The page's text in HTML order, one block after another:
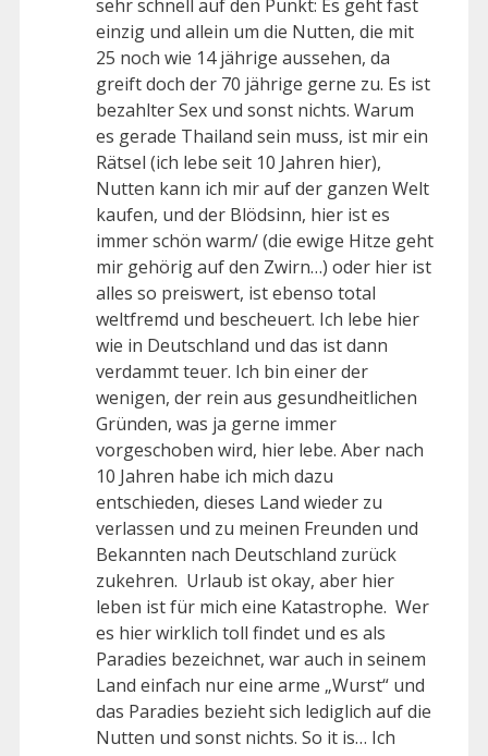
sehr schnell auf den Punkt: Es geht fast
einzig und allein um die Nutten, die mit
25 noch wie 14 jährige aussehen, da
greift doch der 70 jährige gerne zu. Es ist
bezahlter Sex und sonst nichts. Warum
es gerade Thailand sein muss, ist mir ein
Rätsel (ich lebe seit 10 Jahren hier),
Nutten kann ich mir auf der ganzen Welt
kaufen, und der Blödsinn, hier ist es
immer schön warm/ (die ewige Hitze geht
mir gehörig auf den Zwirn…) oder hier ist
alles so preiswert, ist ebenso total
weltfremd und bescheuert. Ich lebe hier
wie in Deutschland und das ist dann
verdammt teuer. Ich bin einer der
wenigen, der rein aus gesundheitlichen
Gründen, was ja gerne immer
vorgeschoben wird, hier lebe. Aber nach
10 Jahren habe ich mich dazu
entschieden, dieses Land wieder zu
verlassen und zu meinen Freunden und
Bekannten nach Deutschland zurück
zukehren. Urlaub ist okay, aber hier
leben ist für mich eine Katastrophe. Wer
es hier wirklich toll findet und es als
Paradies bezeichnet, war auch in seinem
Land einfach nur eine arme „Wurst“ und
das Paradies bezieht sich lediglich auf die
Nutten und sonst nichts. So it is… Ich